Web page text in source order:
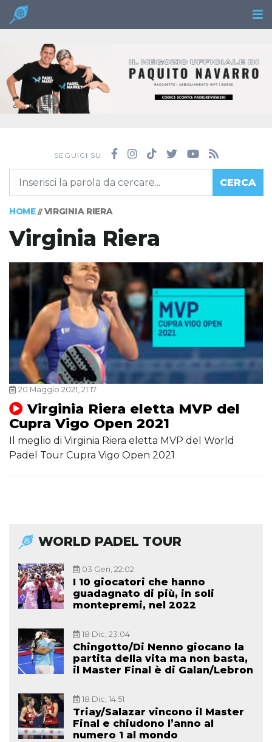
SEGUICI SU
CERCA
HOME// VIRGINIA RIERA
Virginia Riera
20 Maggio 2021, 21:17
Virginia Riera eletta MVP del
Cupra Vigo Open 2021
Il meglio di Virginia Riera eletta MVP del World
Padel Tour Cupra Vigo Open 2021
WORLD PADEL TOUR
03 Gen, 22:02
I 10 giocatori che hanno
guadagnato di più, in soli
montepremi, nel 2022
18 Dic, 23:04
Chingotto/Di Nenno giocano la
partita della vita ma non basta,
il Master Final è di Galan/Lebron
18 Dic, 14:51
Triay/Salazar vincono il Master
Final e chiudono l’anno al
numero 1 al mondo